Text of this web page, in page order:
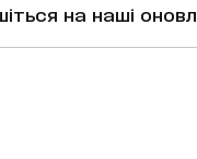
на наші